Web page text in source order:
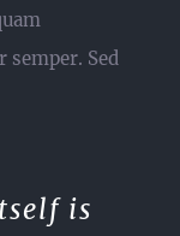
semper. Sed
is